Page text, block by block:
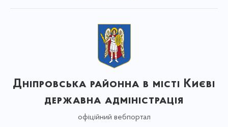
Дніпровська районна в місті Києві
державна адміністрація
офіційний вебпортал